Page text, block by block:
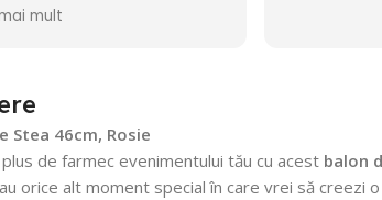
Stea 46cm, Rosie
plus de farmec evenimentului tău cu acest balon
orice alt moment special în care vrei să creezi